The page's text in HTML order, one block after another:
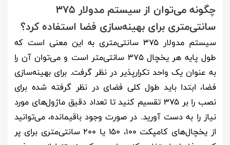
چگونه می‌توان از سیستم مدولار ۳۷۵
سانتی‌متری برای بهینه‌سازی فضا استفاده کرد؟
سیستم مدولار ۳۷۵ سانتی‌متری به این معنی است که
طول پایه هر یخچال ۳۷۵ سانتی‌متر است و می‌توان آن را
به عنوان یک واحد تکرارپذیر در نظر گرفت. برای بهینه‌سازی
فضا، ابتدا باید طول کلی فضای در نظر گرفته شده برای
نصب را بر ۳۷۵ تقسیم کنید تا تعداد دقیق ماژول‌های مورد
نیاز را به دست آورید. در صورت وجود باقیمانده، می‌توانید
از یخچال‌های کامپکت ۱۰۰، ۱۵۰ یا ۲۰۰ سانتی‌متری برای پر